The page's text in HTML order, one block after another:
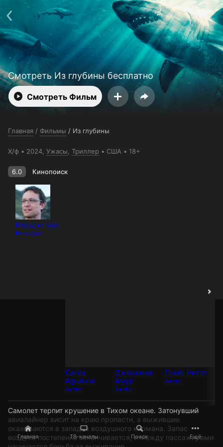
Главная ТВ-каналы Поиск Ещё
Смотреть Из глубины бесплатно
Смотреть Фильм
Главная / Фильмы / Из глубины
Х/ф 2024, Ужасы Триллер США 18+
6.0 Кинопоиск
Клаудио Фах
Режиссёр
Carlos
Agualusa
Актёр
Джеремия
Амур
Актёр
Грэйс Неттл
Актёр
Самолет терпит крушение в Тихом океане. Затонувший
авиалайнер висит на краю пропасти, а выжившие
оказываются в западне воздушного кармана. Запас
воздуха постепенно заканчивается, и между пассажирами
Поддержка: support@24h.tv
О сервисе
Пользовательское соглашение
Политика конфиденциальности
Для партнёров
Открыть приложение
Ввести промокод
Установить на ТВ
Бесплатные каналы Контакты